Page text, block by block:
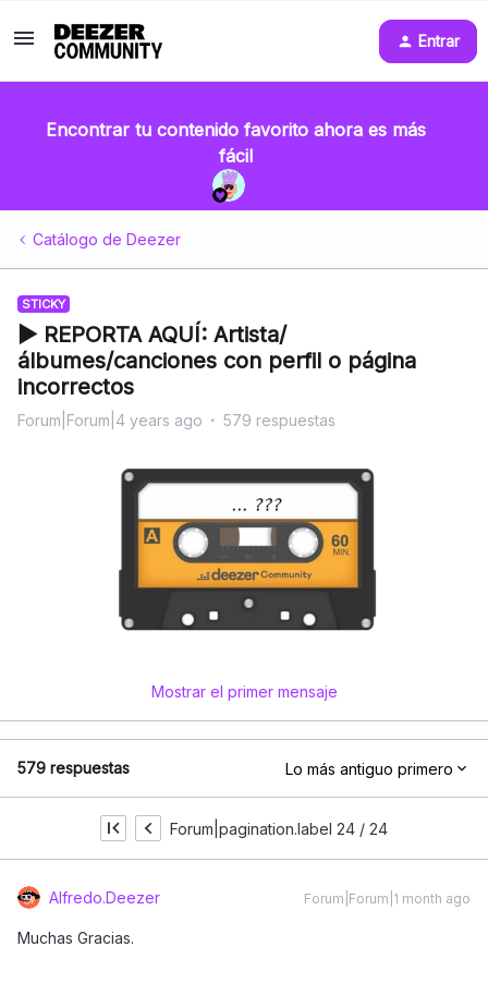
Entrar
Encontrar tu contenido favorito ahora es más
fácil
Catálogo de Deezer
STICKY
▶ REPORTA AQUÍ: Artista/
álbumes/canciones con perfil o página
incorrectos
Forum|Forum|4 years ago 579 respuestas
Mostrar el primer mensaje
579 respuestas Lo más antiguo primero
Forum|pagination.label 24 / 24
Alfredo.Deezer Forum|Forum|1 month ago
Muchas Gracias.